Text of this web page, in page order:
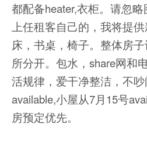
都配备heater,衣柜。请忽
上任租客自己的，我将提
床，书桌，椅子。整体房
所分开。包水，share网和
活规律，爱干净整洁，不
available,小屋从7月15号
房预定优先。